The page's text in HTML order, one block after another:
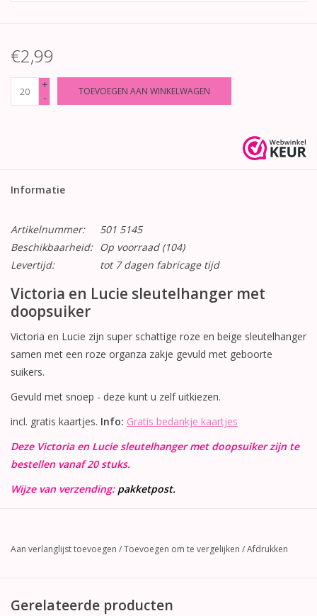
€2,99
+
-
TOEVOEGEN AAN WINKELWAGEN
Informatie
Artikelnummer:
501 5145
Beschikbaarheid:
Op voorraad(104)
Levertijd:
tot 7 dagen fabricage tijd
Victoria en Lucie sleutelhanger met
doopsuiker
Victoria en Lucie zijn super schattige roze en beige sleutelhanger
samen met een roze organza zakje gevuld met geboorte
suikers.
Gevuld met snoep - deze kunt u zelf uitkiezen.
incl. gratis kaartjes. Info: Gratis bedankje kaartjes
Deze Victoria en Lucie sleutelhanger met doopsuiker zijn te
bestellen vanaf 20 stuks.
Wijze van verzending: pakketpost.
Aan verlanglijst toevoegen /Toevoegen om te vergelijken /Afdrukken
Gerelateerde producten